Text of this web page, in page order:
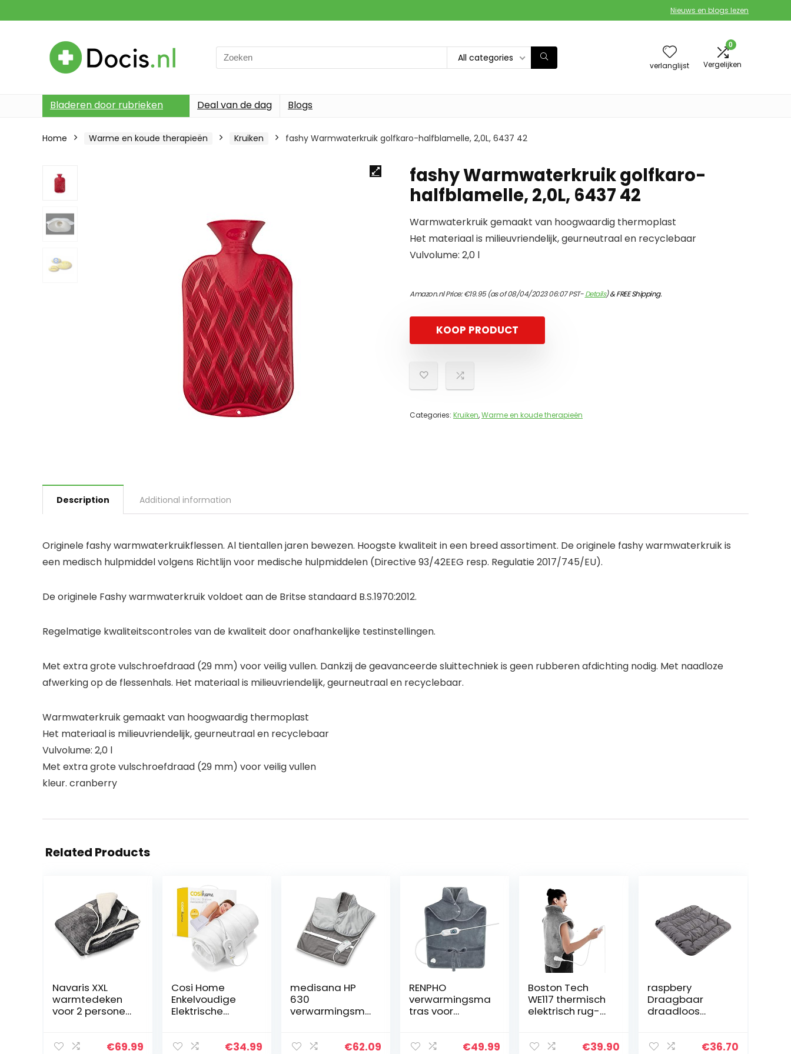
Nieuws en blogs lezen
Search
for:
All categories
verlanglijst
0
Vergelijken
Bladeren door rubrieken Deal van de dag Blogs
Home Warme en koude therapieën Kruiken fashy Warmwaterkruik golfkaro-halfblamelle, 2,0L, 6437 42
fashy Warmwaterkruik golfkaro-
halfblamelle, 2,0L, 6437 42
Warmwaterkruik gemaakt van hoogwaardig thermoplast
Het materiaal is milieuvriendelijk, geurneutraal en recyclebaar
Vulvolume: 2,0 l
Amazon.nl Price:€19.95(as of 08/04/2023 06:07 PST-Details)&FREE Shipping.
KOOP PRODUCT
Categories: Kruiken,Warme en koude therapieën
Description Additional information
Originele fashy warmwaterkruikflessen. Al tientallen jaren bewezen. Hoogste kwaliteit in een breed assortiment. De originele fashy warmwaterkruik is
een medisch hulpmiddel volgens Richtlijn voor medische hulpmiddelen (Directive 93/42EEG resp. Regulatie 2017/745/EU).
De originele Fashy warmwaterkruik voldoet aan de Britse standaard B.S.1970:2012.
Regelmatige kwaliteitscontroles van de kwaliteit door onafhankelijke testinstellingen.
Met extra grote vulschroefdraad (29 mm) voor veilig vullen. Dankzij de geavanceerde sluittechniek is geen rubberen afdichting nodig. Met naadloze
afwerking op de flessenhals. Het materiaal is milieuvriendelijk, geurneutraal en recyclebaar.
Warmwaterkruik gemaakt van hoogwaardig thermoplast
Het materiaal is milieuvriendelijk, geurneutraal en recyclebaar
Vulvolume: 2,0 l
Met extra grote vulschroefdraad (29 mm) voor veilig vullen
kleur. cranberry
Related Products
Navaris XXL
warmtedeken
voor 2 personen
standen en€69.99
Cosi Home
Enkelvoudige
Elektrische
Elektrische
€34.99
medisana HP
630
verwarmingsmu
elektrisch,
€62.09
RENPHO
verwarmingsma
tras voor
cm gewogen
€49.99
Boston Tech
WE117 thermisch
elektrisch rug-
60x90cm, snelle
€39.90
raspbery
Draagbaar
draadloos
verwarmingskus
€36.70